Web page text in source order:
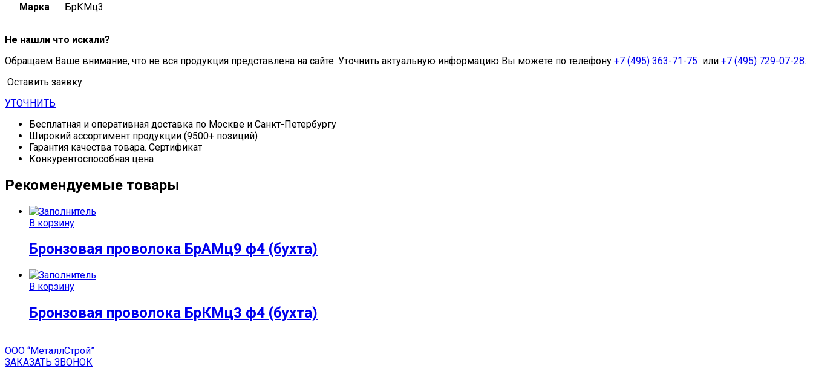
Марка БрКМц3
Не нашли что искали?
Обращаем Ваше внимание, что не вся продукция представлена на сайте. Уточнить актуальную информацию Вы можете по телефону +7 (495) 363-71-75 или +7 (495) 729-07-28.
Оставить заявку:
УТОЧНИТЬ
Бесплатная и оперативная доставка по Москве и Санкт-Петербургу
Широкий ассортимент продукции (9500+ позиций)
Гарантия качества товара. Сертификат
Конкурентоспособная цена
Рекомендуемые товары
В корзину
Бронзовая проволока БрАМц9 ф4 (бухта)
В корзину
Бронзовая проволока БрКМц3 ф4 (бухта)
ООО “МеталлСтрой”
ЗАКАЗАТЬ ЗВОНОК